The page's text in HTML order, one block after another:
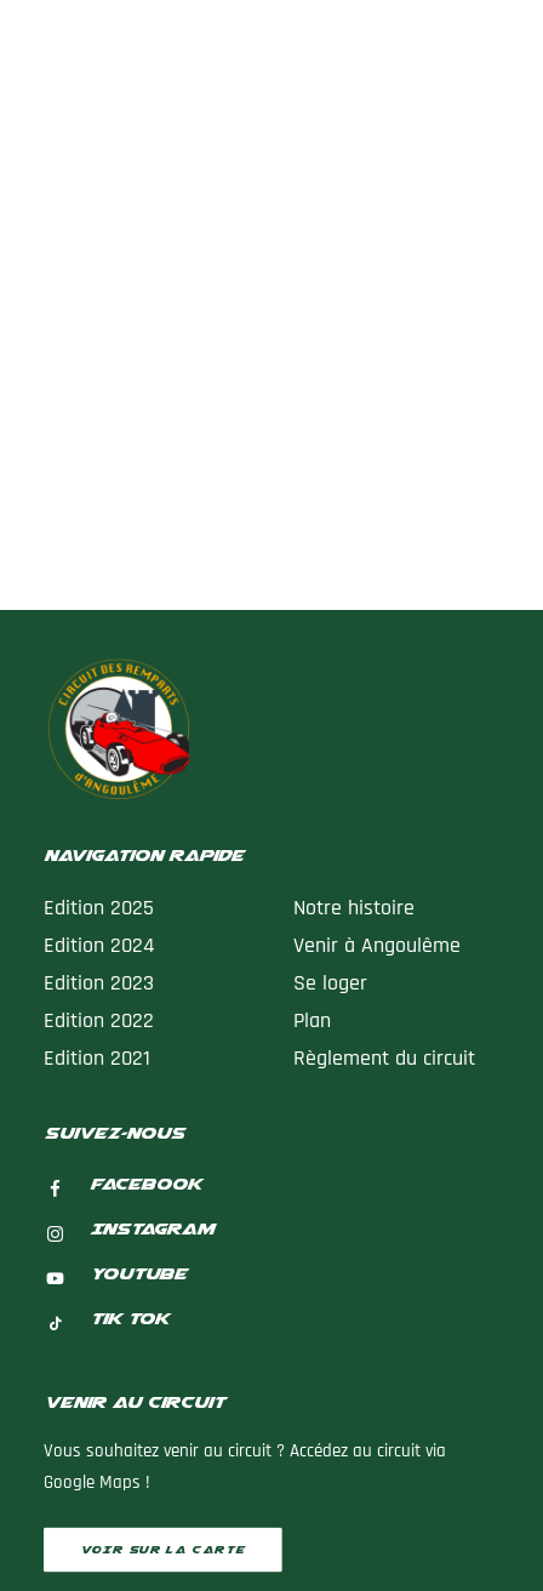
Navigation rapide
Edition 2025
Edition 2024
Edition 2023
Edition 2022
Edition 2021
Notre histoire
Venir à Angoulême
Se loger
Plan
Règlement du circuit
suivez-nous
Facebook
Instagram
Youtube
Tik Tok
Venir au circuit
Vous souhaitez venir au circuit ? Accédez au circuit via
Google Maps !
VOIR SUR LA CARTE